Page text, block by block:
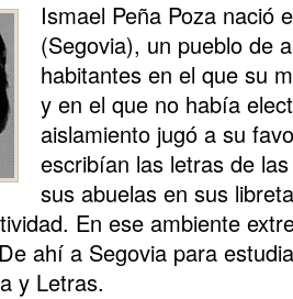
Ismael Peña Poza nació
(Segovia), un pueblo de
habitantes en el que su
y en el que no había
aislamiento jugó a su
escribían las letras de
sus abuelas en sus
En ese ambiente
ahí a Segovia para
y Letras.